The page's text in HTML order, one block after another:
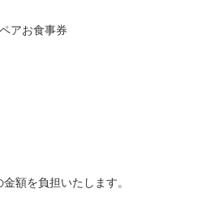
アお食事券
額を負担いたします。